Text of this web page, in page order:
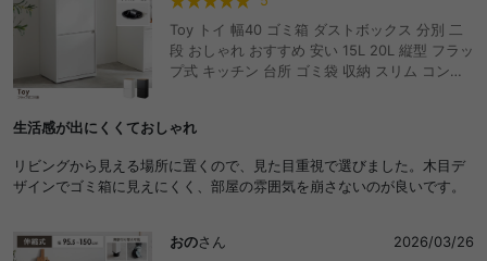
Toy トイ 幅40 ゴミ箱 ダストボックス 分別 二
段 おしゃれ おすすめ 安い 15L 20L 縦型 フラッ
プ式 キッチン 台所 ゴミ袋 収納 スリム コンパ
ニング カウンター下 木目 隠す 目隠し 薄型 角
生活感が出にくくておしゃれ
リビングから見える場所に置くので、見た目重視で選びました。木目デ
ザインでゴミ箱に見えにくく、部屋の雰囲気を崩さないのが良いです。
おのさん
2026/03/26